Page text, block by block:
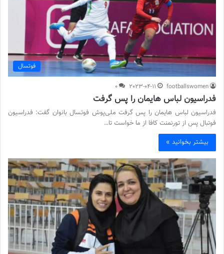
فوتسال
footballswomen
2023-04-11
0
فدراسیون لباس‌ هایمان را پس گرفت
فدراسیون لباس‌ هایمان را پس گرفت ملی‌پوش فوتسال بانوان گفت: فدراسیون
فوتبال پس از تورنمنت کافا از ما خواست تا…
بیشتر بخوانید »